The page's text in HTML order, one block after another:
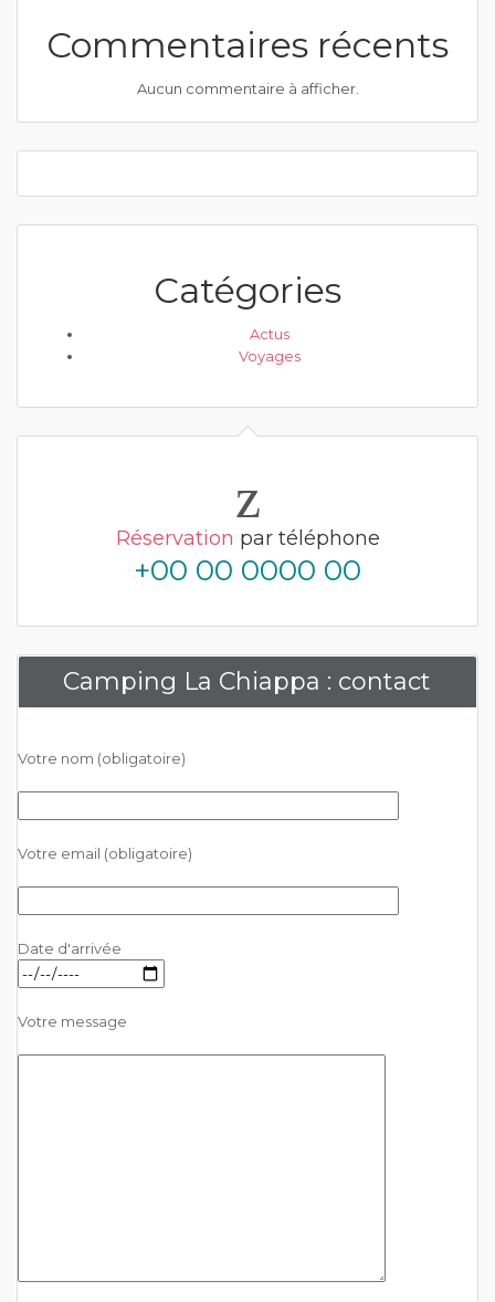
Commentaires récents
Aucun commentaire à afficher.
Catégories
Actus
Voyages
Réservation par téléphone
+00 00 0000 00
Camping La Chiappa : contact
Votre nom (obligatoire)
Votre email (obligatoire)
Date d'arrivée
Votre message